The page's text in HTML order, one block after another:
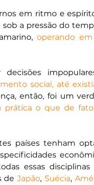
em ritmo e
sob a pressão do
operando
decisões
social, até
então, foi um
prática o que de
países tenham
essas
de Japão, Suécia,